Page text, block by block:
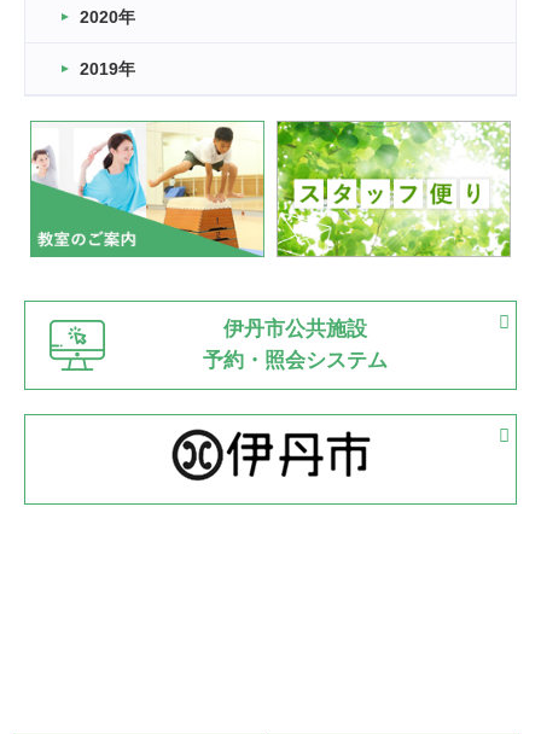
2022.11.03
緑ケ丘体育館
いたっぼーる大会☆彡
緑ケ丘体育館
2022.07.03
市内総合体育大会が開始
緑ケ丘体育館 猪名川運動広場
古池運動広場
2022.06.12
県知事杯争奪バレーボール大会が開催
緑ケ丘体育館
2022.05.05
体育協会長杯 バドミントン競技の部
2022.05.22
2020年
2019年
伊丹市公共施設
予約・照会システム